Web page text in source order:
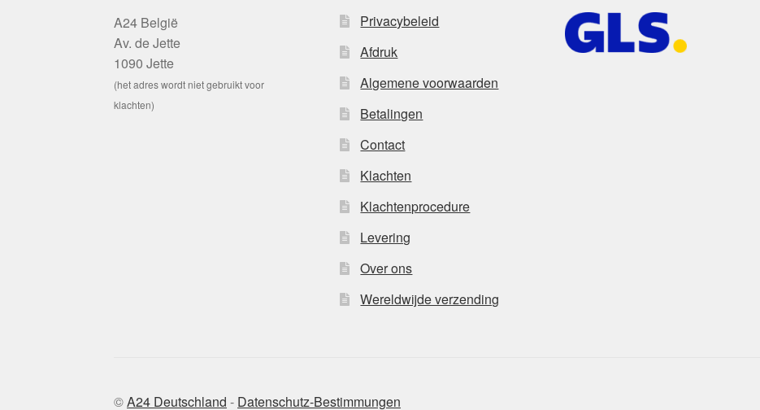
A24 België
Av. de Jette
1090 Jette
(het adres wordt niet gebruikt voor
klachten)
Privacybeleid
Afdruk
Algemene voorwaarden
Betalingen
Contact
Klachten
Klachtenprocedure
Levering
Over ons
Wereldwijde verzending
©A24 Deutschland - Datenschutz-Bestimmungen